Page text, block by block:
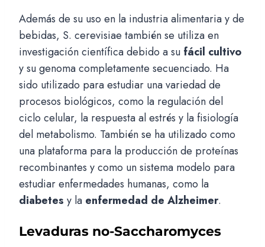
Además de su uso en la industria alimentaria y de
bebidas, S. cerevisiae también se utiliza en
investigación científica debido a su fácil cultivo
y su genoma completamente secuenciado. Ha
sido utilizado para estudiar una variedad de
procesos biológicos, como la regulación del
ciclo celular, la respuesta al estrés y la fisiología
del metabolismo. También se ha utilizado como
una plataforma para la producción de proteínas
recombinantes y como un sistema modelo para
estudiar enfermedades humanas, como la
diabetes y la enfermedad de Alzheimer.
Levaduras no-Saccharomyces